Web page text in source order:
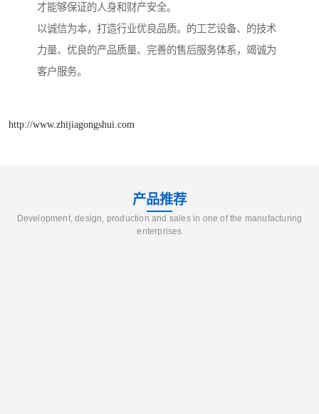
才能够保证的人身和财产安全。
以诚信为本，打造行业优良品质。的工艺设备、的技术
力量、优良的产品质量、完善的售后服务体系，竭诚为
客户服务。
http://www.zhijiagongshui.com
产品推荐
Development, design, production and sales in one of the manufacturing
enterprises